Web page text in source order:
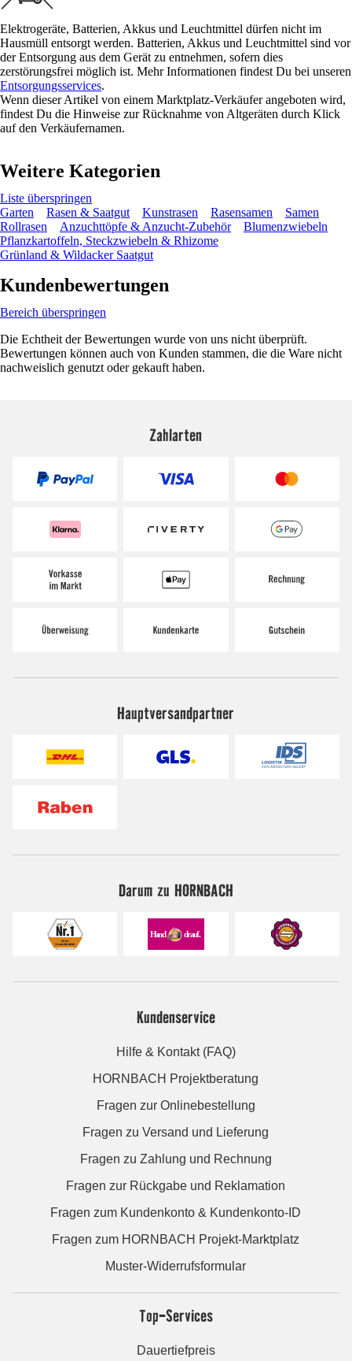
Elektrogeräte, Batterien, Akkus und Leuchtmittel dürfen nicht im
Hausmüll entsorgt werden. Batterien, Akkus und Leuchtmittel sind vor
der Entsorgung aus dem Gerät zu entnehmen, sofern dies
zerstörungsfrei möglich ist. Mehr Informationen findest Du bei unseren
Entsorgungsservices.
Wenn dieser Artikel von einem Marktplatz-Verkäufer angeboten wird,
findest Du die Hinweise zur Rücknahme von Altgeräten durch Klick
auf den Verkäufernamen.
Weitere Kategorien
Liste überspringen
Garten
Rasen & Saatgut Kunstrasen Rasensamen
Samen
Rollrasen
Anzuchttöpfe & Anzucht-Zubehör
Blumenzwiebeln
Pflanzkartoffeln, Steckzwiebeln & Rhizome
Grünland & Wildacker Saatgut
Kundenbewertungen
Bereich überspringen
Die Echtheit der Bewertungen wurde von uns nicht überprüft.
Bewertungen können auch von Kunden stammen, die die Ware nicht
nachweislich genutzt oder gekauft haben.
Zahlarten
Hauptversandpartner
Darum zu HORNBACH
Kundenservice
Hilfe & Kontakt (FAQ)
HORNBACH Projektberatung
Fragen zur Onlinebestellung
Fragen zu Versand und Lieferung
Fragen zu Zahlung und Rechnung
Fragen zur Rückgabe und Reklamation
Fragen zum Kundenkonto & Kundenkonto-ID
Fragen zum HORNBACH Projekt-Marktplatz
Muster-Widerrufsformular
Top-Services
Dauertiefpreis